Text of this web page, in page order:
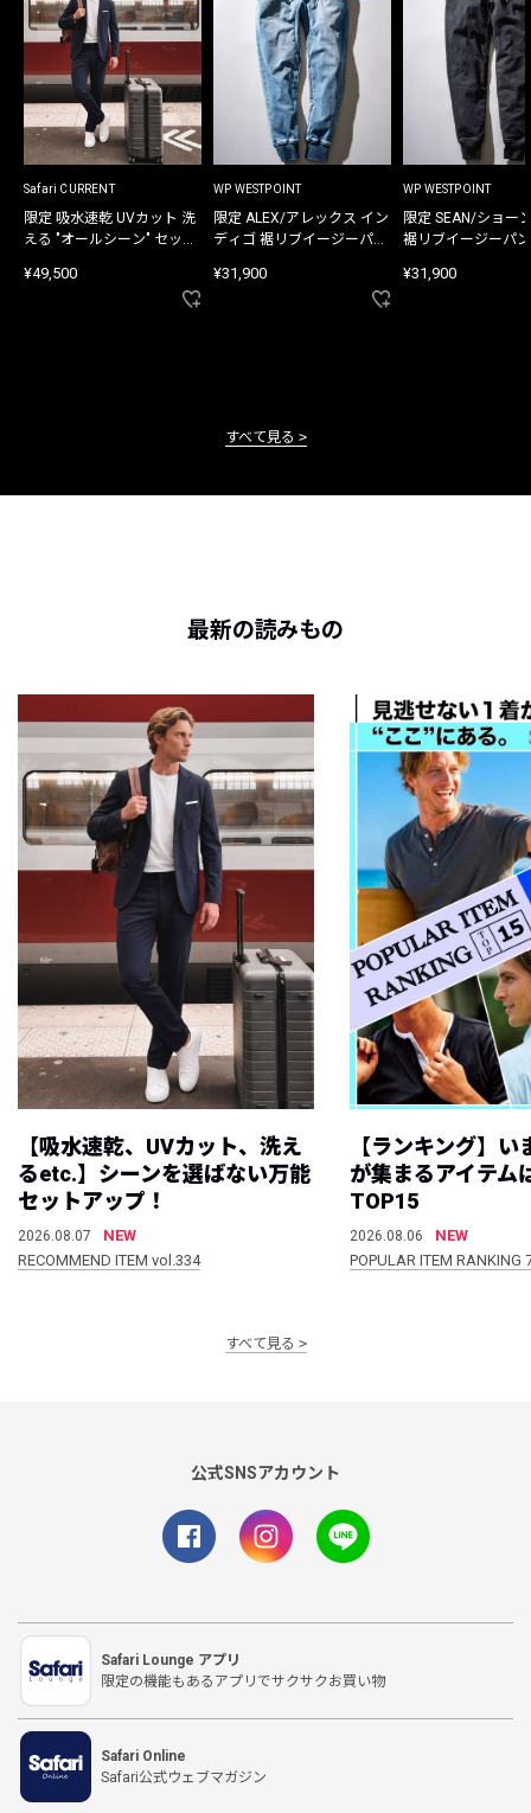
Safari CURRENT
限定 吸水速乾 UVカット 洗
える "オールシーン" セット
¥49,500
WP WESTPOINT
限定 ALEX/アレックス イン
ディゴ 裾リブイージーパン
¥31,900
WP WESTPOINT
限定 SEAN/ショー
裾リブイージーパ
¥31,900
すべて見る
最新の読みもの
【吸水速乾、UVカット、洗え
るetc.】シーンを選ばない万能
セットアップ！
2026.08.07
NEW
RECOMMEND ITEM vol.334
【ランキング】
が集まるアイテム
TOP15
2026.08.06
NEW
POPULAR ITEM
すべて見る
公式SNSアカウント
Safari Lounge アプリ
限定の機能もあるアプリでサクサクお買い物
Safari Online
Safari公式ウェブマガジン